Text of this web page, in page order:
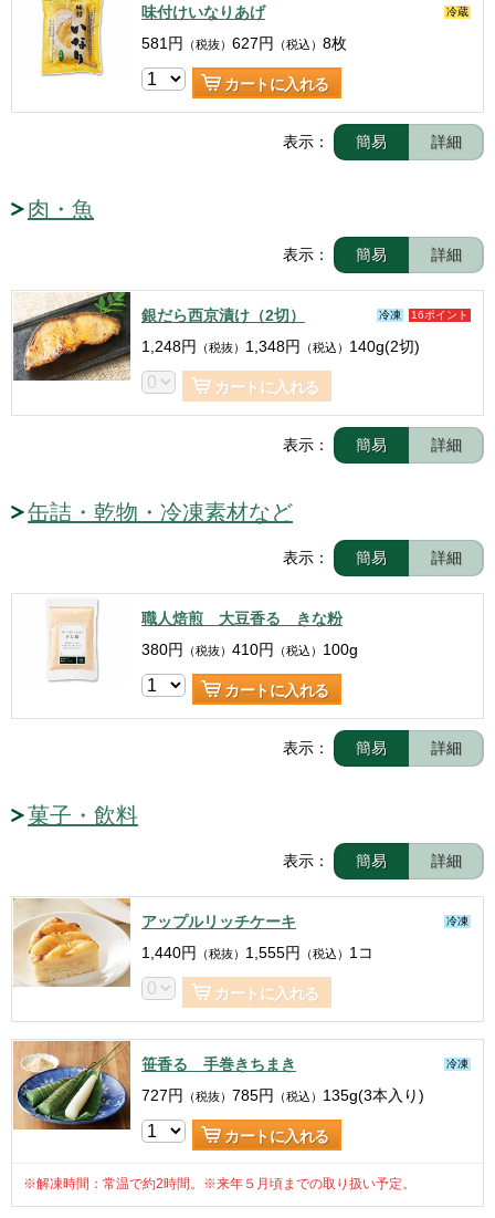
味付けいなりあげ 冷蔵
581 円 （税抜） 627円 （税込） 8枚
カートに入れる
表示： 簡易 詳細
肉・魚
表示： 簡易 詳細
銀だら西京漬け（2切） 16ポイント
冷凍
1,248円 （税抜） 1,348円 （税込） 140g(2切)
カートに入れる
表示： 簡易 詳細
缶詰・乾物・冷凍素材など
表示： 簡易 詳細
職人焙煎 大豆香る きな粉
380円 （税抜） 410円 （税込） 100g
カートに入れる
表示： 簡易 詳細
菓子・飲料
表示： 簡易 詳細
アップルリッチケーキ 冷凍
1,440円 （税抜） 1,555円 （税込） 1コ
カートに入れる
笹香る 手巻きちまき 冷凍
727円 （税抜） 785円 （税込） 135g(3本入り)
カートに入れる
※解凍時間：常温で約2時間。※来年５月頃までの取り扱い予定。